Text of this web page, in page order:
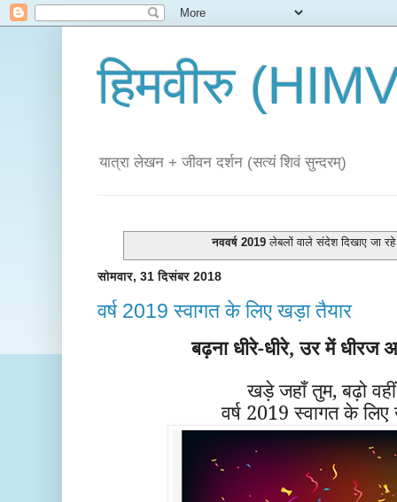
हिमवीरु
यात्रा लेखन + जीवन दर्शन (सत्यं शिवं सुन्दरम्)
नववर्ष 2019 लेबलों वाले संदेश दिखाए जा
सोमवार, 31 दिसंबर 2018
वर्ष 2019 स्वागत के लिए खड़ा तैयार
बढ़ना धीरे-धीरे, उर में धीरज
खड़े जहाँ तुम, बढ़ो
वर्ष 2019 स्वागत के